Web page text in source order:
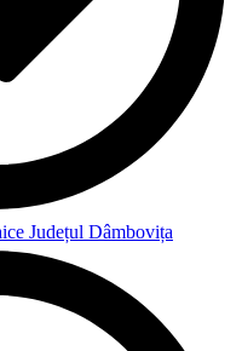
Județul Dâmbovița